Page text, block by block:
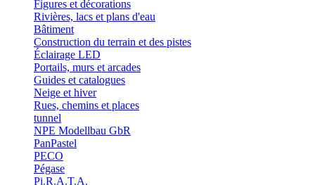
Figures et décorations
Rivières, lacs et plans d'eau
Bâtiment
Construction du terrain et des pistes
Éclairage LED
Portails, murs et arcades
Guides et catalogues
Neige et hiver
Rues, chemins et places
tunnel
NPE Modellbau GbR
PanPastel
PECO
Pégase
Pi.R.A.T.A.